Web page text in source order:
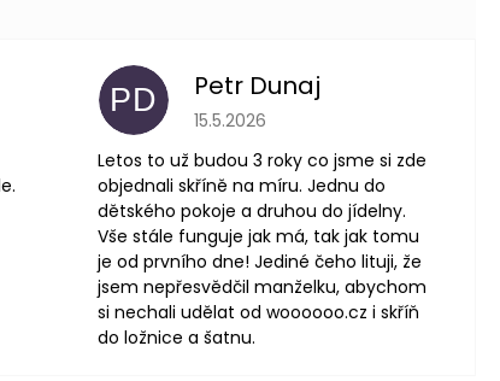
5 hvězdiček.PD Petr Dunaj
Hodnocení obchodu je 5 z 5
15.5.2026
Letos to už budou 3 roky co jsme si zde
objednali skříně na míru. Jednu do
dětského pokoje a druhou do jídelny.
Vše stále funguje jak má, tak jak tomu
je od prvního dne! Jediné čeho lituji, že
jsem nepřesvědčil manželku, abychom
si nechali udělat od woooooo.cz i skříň
do ložnice a šatnu.